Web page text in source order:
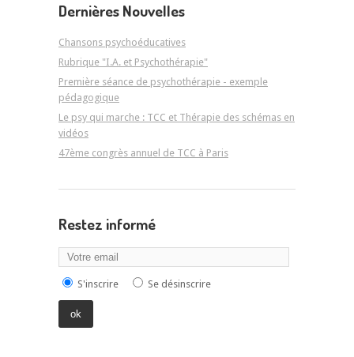
Dernières Nouvelles
Chansons psychoéducatives
Rubrique "I.A. et Psychothérapie"
Première séance de psychothérapie - exemple
pédagogique
Le psy qui marche : TCC et Thérapie des schémas en
vidéos
47ème congrès annuel de TCC à Paris
Restez informé
S'inscrire Se désinscrire